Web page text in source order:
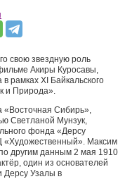
свою звездную роль
Акиры Куросавы,
рамках XI Байкальского
и Природа».
«Восточная Сибирь»,
Светланой Мунзук,
фонда «Дерсу
«Художественный». Максим
другим данным 2 мая 1910
один из основателей
Дерсу Узалы в